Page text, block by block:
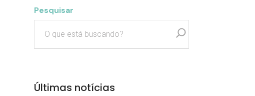
Pesquisar
Últimas notícias